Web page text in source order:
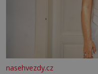
nasehvezdy.cz